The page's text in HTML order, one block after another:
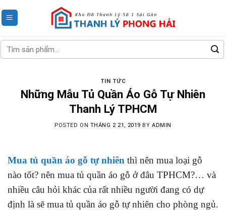
to
Tìm
kiếm:
TIN TỨC
Những Mẫu Tủ Quần Áo Gỗ Tự Nhiên
Thanh Lý TPHCM
POSTED ON THÁNG 2 21, 2019 BY ADMIN
Mua tủ quần áo gỗ tự nhiên thì nên mua loại gỗ
nào tốt? nên mua tủ quần áo gỗ ở đâu TPHCM?… và
nhiều câu hỏi khác của rất nhiều người đang có dự
định là sẽ mua tủ quần áo gỗ tự nhiên cho phòng ngủ.